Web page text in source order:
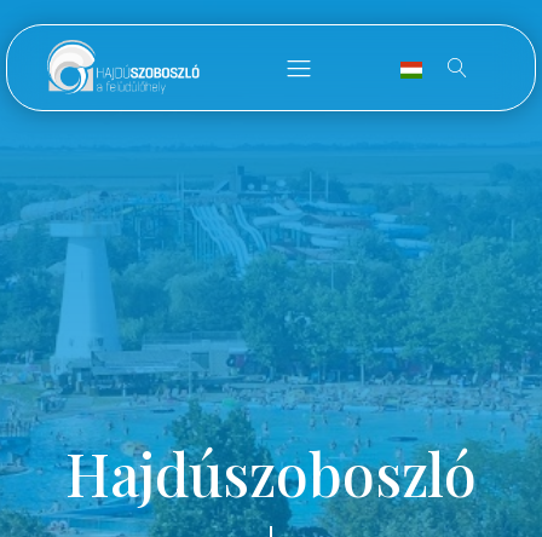
Hajdúszoboszló